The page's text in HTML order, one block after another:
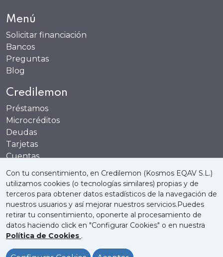
Menú
Solicitar financiación
Bancos
Preguntas
Blog
Credilemon
Préstamos
Microcréditos
Deudas
Tarjetas
Cuentas
Recompensas
Quienes somos Política de Cookies
Política de Privacidad
Con tu consentimiento, en Credilemon (Kosmos EQAV S.L.)
utilizamos cookies (o tecnologías similares) propias y de
terceros para obtener datos estadísticos de la navegación de
nuestros usuarios y así mejorar nuestros servicios.Puedes
retirar tu consentimiento, oponerte al procesamiento de
datos haciendo click en "Configurar Cookies" o en nuestra
Política de Cookies .